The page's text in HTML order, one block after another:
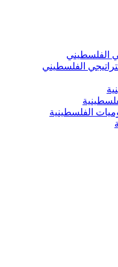
الفلسطيني
الفلسطيني
الفلسطينية